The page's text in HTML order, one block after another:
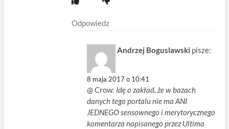
Odpowiedz
Andrzej Boguslawski pisze:
8 maja 2017 o 10:41
@ Crow: Idę o zakład, że w bazach
danych tego portalu nie ma ANI
JEDNEGO sensownego i merytorycznego
komentarza napisanego przez Ultima